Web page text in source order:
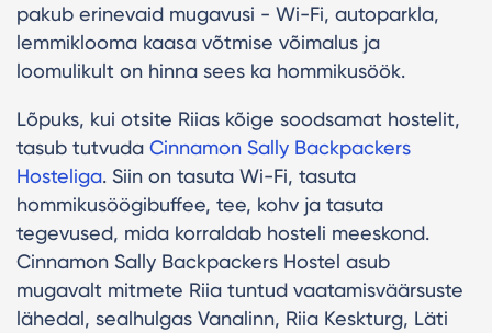
pakub erinevaid mugavusi - Wi-Fi, autoparkla,
lemmiklooma kaasa võtmise võimalus ja
loomulikult on hinna sees ka hommikusöök.
Lõpuks, kui otsite Riias kõige soodsamat hostelit,
tasub tutvuda Cinnamon Sally Backpackers
Hosteliga. Siin on tasuta Wi-Fi, tasuta
hommikusöögibuffee, tee, kohv ja tasuta
tegevused, mida korraldab hosteli meeskond.
Cinnamon Sally Backpackers Hostel asub
mugavalt mitmete Riia tuntud vaatamisväärsuste
lähedal, sealhulgas Vanalinn, Riia Keskturg, Läti